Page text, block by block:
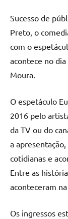
Sucesso de
Preto, o
com o
acontece no
Moura.
O espetáculo
2016 pelo
da TV ou do
a
cotidianas e
Entre as
aconteceram
Os ingressos